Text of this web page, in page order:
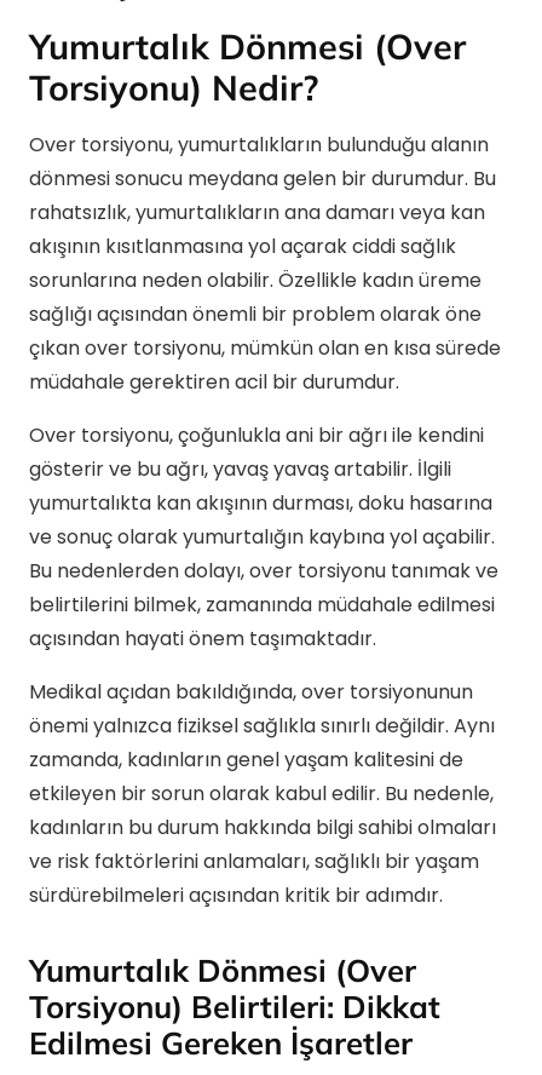
Yumurtalık Dönmesi (Over
Torsiyonu) Nedir?
Over torsiyonu, yumurtalıkların bulunduğu alanın
dönmesi sonucu meydana gelen bir durumdur. Bu
rahatsızlık, yumurtalıkların ana damarı veya kan
akışının kısıtlanmasına yol açarak ciddi sağlık
sorunlarına neden olabilir. Özellikle kadın üreme
sağlığı açısından önemli bir problem olarak öne
çıkan over torsiyonu, mümkün olan en kısa sürede
müdahale gerektiren acil bir durumdur.
Over torsiyonu, çoğunlukla ani bir ağrı ile kendini
gösterir ve bu ağrı, yavaş yavaş artabilir. İlgili
yumurtalıkta kan akışının durması, doku hasarına
ve sonuç olarak yumurtalığın kaybına yol açabilir.
Bu nedenlerden dolayı, over torsiyonu tanımak ve
belirtilerini bilmek, zamanında müdahale edilmesi
açısından hayati önem taşımaktadır.
Medikal açıdan bakıldığında, over torsiyonunun
önemi yalnızca fiziksel sağlıkla sınırlı değildir. Aynı
zamanda, kadınların genel yaşam kalitesini de
etkileyen bir sorun olarak kabul edilir. Bu nedenle,
kadınların bu durum hakkında bilgi sahibi olmaları
ve risk faktörlerini anlamaları, sağlıklı bir yaşam
sürdürebilmeleri açısından kritik bir adımdır.
Yumurtalık Dönmesi (Over
Torsiyonu) Belirtileri: Dikkat
Edilmesi Gereken İşaretler